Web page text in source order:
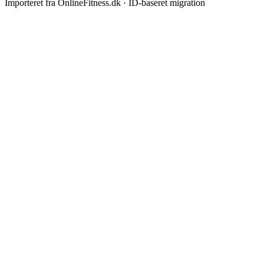
Importeret fra OnlineFitness.dk · ID-baseret migration